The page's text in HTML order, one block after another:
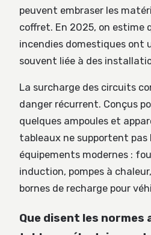
peuvent embraser les
coffret. En 2025, on estime
incendies domestiques ont
souvent liée à des
La surcharge des circuits
danger récurrent. Conçus
quelques ampoules et
tableaux ne supportent
équipements modernes :
induction, pompes à
bornes de recharge pour
Que disent les normes